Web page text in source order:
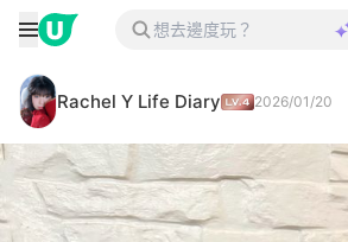
Rachel Y Life Diary 2026/01/20